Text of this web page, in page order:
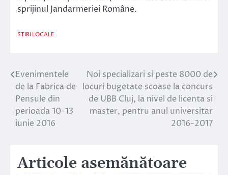
sprijinul Jandarmeriei Române.
STIRI LOCALE
Navigare
în
articole
Evenimentele
de la Fabrica de
Pensule din
perioada 10-13
iunie 2016
Noi specializari si peste 8000 de
locuri bugetate scoase la concurs
de UBB Cluj, la nivel de licenta si
master, pentru anul universitar
2016-2017
Articole asemănătoare